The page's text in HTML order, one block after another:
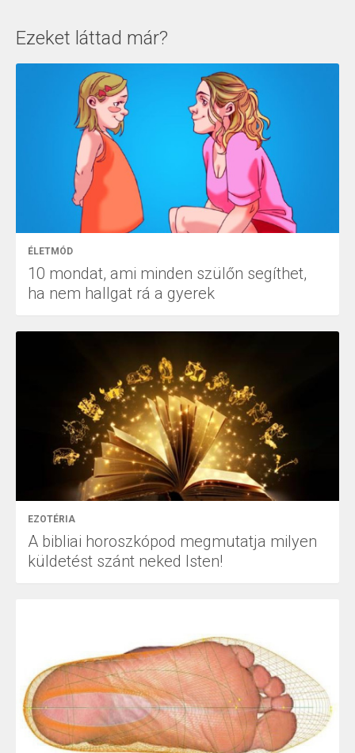
Ezeket láttad már?
ÉLETMÓD
10 mondat, ami minden szülőn segíthet,
ha nem hallgat rá a gyerek
EZOTÉRIA
A bibliai horoszkópod megmutatja milyen
küldetést szánt neked Isten!